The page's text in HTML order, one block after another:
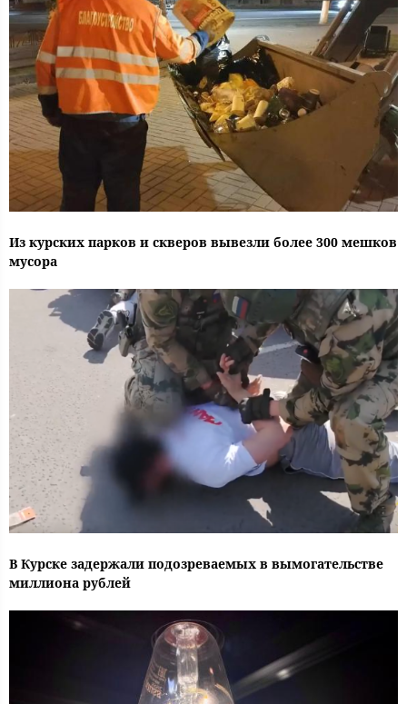
Из курских парков и скверов вывезли более 300 мешков
мусора
В Курске задержали подозреваемых в вымогательстве
миллиона рублей